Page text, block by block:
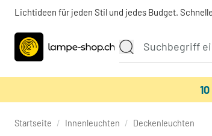
Lichtideen für jeden Stil und jedes Budget.
Startseite / Innenleuchten / Deckenleuchten